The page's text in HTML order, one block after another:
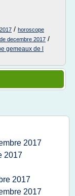
/ horoscope
decembre 2017 /
gemeaux de l
2017
2017
2017
2017